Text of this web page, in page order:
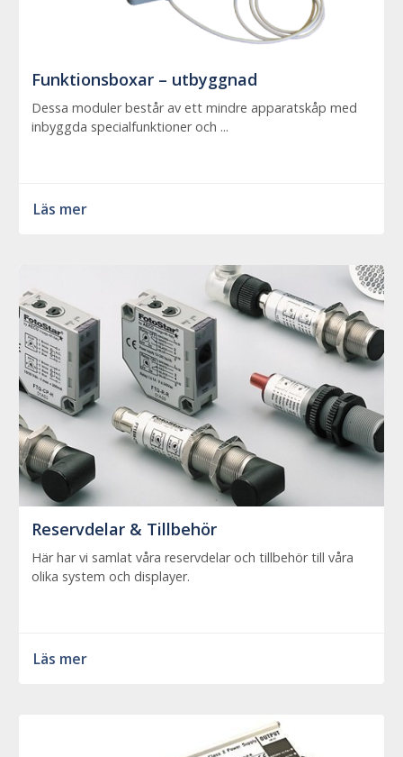
Funktionsboxar – utbyggnad
Dessa moduler består av ett mindre apparatskåp med
inbyggda specialfunktioner och ...
Läs mer
Reservdelar & Tillbehör
Här har vi samlat våra reservdelar och tillbehör till våra
olika system och displayer.
Läs mer